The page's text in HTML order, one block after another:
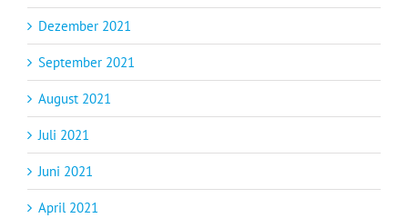
Dezember 2021
September 2021
August 2021
Juli 2021
Juni 2021
April 2021